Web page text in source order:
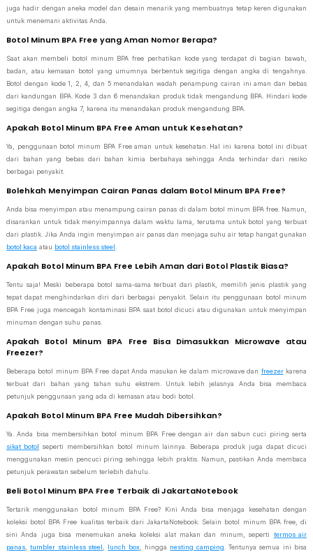
juga hadir dengan aneka model dan desain menarik yang membuatnya tetap keren digunakan
untuk menemani aktivitas Anda.
Botol Minum BPA Free yang Aman Nomor Berapa?
Saat akan membeli botol minum BPA free perhatikan kode yang terdapat di bagian bawah,
badan, atau kemasan botol yang umumnya berbentuk segitiga dengan angka di tengahnya.
Botol dengan kode 1, 2, 4, dan 5 menandakan wadah penampung cairan ini aman dan bebas
dari kandungan BPA. Kode 3 dan 6 menandakan produk tidak mengandung BPA. Hindari kode
segitiga dengan angka 7, karena itu menandakan produk mengandung BPA.
Apakah Botol Minum BPA Free Aman untuk Kesehatan?
Ya, penggunaan botol minum BPA Free aman untuk kesehatan. Hal ini karena botol ini dibuat
dari bahan yang bebas dari bahan kimia berbahaya sehingga Anda terhindar dari resiko
berbagai penyakit.
Bolehkah Menyimpan Cairan Panas dalam Botol Minum BPA Free?
Anda bisa menyimpan atau menampung cairan panas di dalam botol minum BPA free. Namun,
disarankan untuk tidak menyimpannya dalam waktu lama, terutama untuk botol yang terbuat
dari plastik. Jika Anda ingin menyimpan air panas dan menjaga suhu air tetap hangat gunakan
botol kaca atau botol stainless steel
Apakah Botol Minum BPA Free Lebih Aman dari Botol Plastik Biasa?
Tentu saja! Meski beberapa botol sama-sama terbuat dari plastik, memilih jenis plastik yang
tepat dapat menghindarkan diri dari berbagai penyakit. Selain itu penggunaan botol minum
BPA Free juga mencegah kontaminasi BPA saat botol dicuci atau digunakan untuk menyimpan
minuman dengan suhu panas.
Apakah Botol Minum BPA Free Bisa Dimasukkan Microwave atau
Freezer?
Beberapa botol minum BPA Free dapat Anda masukan ke dalam microwave dan freezerkarena
terbuat dari bahan yang tahan suhu ekstrem. Untuk lebih jelasnya Anda bisa membaca
petunjuk penggunaan yang ada di kemasan atau bodi botol.
Apakah Botol Minum BPA Free Mudah Dibersihkan?
Ya. Anda bisa membersihkan botol minum BPA Free dengan air dan sabun cuci piring serta
sikat botol seperti membersihkan botol minum lainnya. Beberapa produk juga dapat dicuci
menggunakan mesin pencuci piring sehingga lebih praktis. Namun, pastikan Anda membaca
petunjuk perawatan sebelum terlebih dahulu.
Beli Botol Minum BPA Free Terbaik di JakartaNotebook
Tertarik menggunakan botol minum BPA Free? Kini Anda bisa menjaga kesehatan dengan
koleksi botol BPA Free kualitas terbaik dari JakartaNotebook. Selain botol minum BPA free, di
sini Anda juga bisa menemukan aneka koleksi alat makan dan minum, seperti termos air
panas ,tumbler stainless steel lunch box, hingga nesting camping . Tentunya semua ini bisa